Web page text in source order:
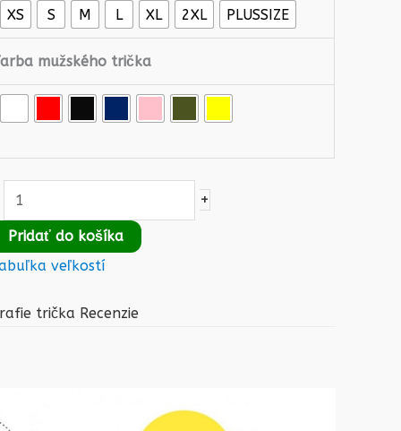
XS S M L XL 2XL PLUSSIZE
mužského trička
+
Pridať do košíka
veľkostí
trička Recenzie